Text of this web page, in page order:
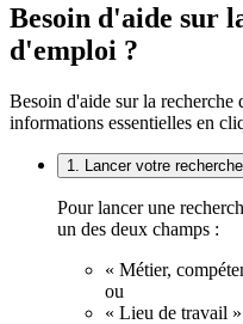
Besoin d'aide sur
d'emploi ?
Besoin d'aide sur la recherche
informations essentielles en
1. Lancer votre recherche
Pour lancer une
un des deux champs :
« Métier,
ou
« Lieu de travail